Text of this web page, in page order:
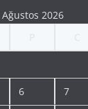
Ağustos 2026
6 7